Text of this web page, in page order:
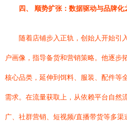
四、 顺势扩张：数据驱动与品牌化
随着店铺步入正轨，创始人开始引
户画像，指导备货和营销策略。他逐步
核心品类，延伸到饵料、服装、配件等
需求。在流量获取上，从依赖平台自然
广、社群营销、短视频/直播带货等多渠